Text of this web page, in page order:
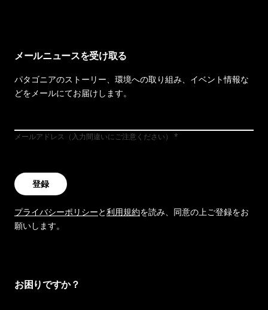
メールニュースを受け取る
パタゴニアのストーリー、環境への取り組み、イベント情報な
どをメールにてお届けします。
メールアドレス（入力間違いにご注意ください）
登録
プライバシーポリシーと利用規約を読み、同意の上ご登録をお
願いします。
お困りですか？